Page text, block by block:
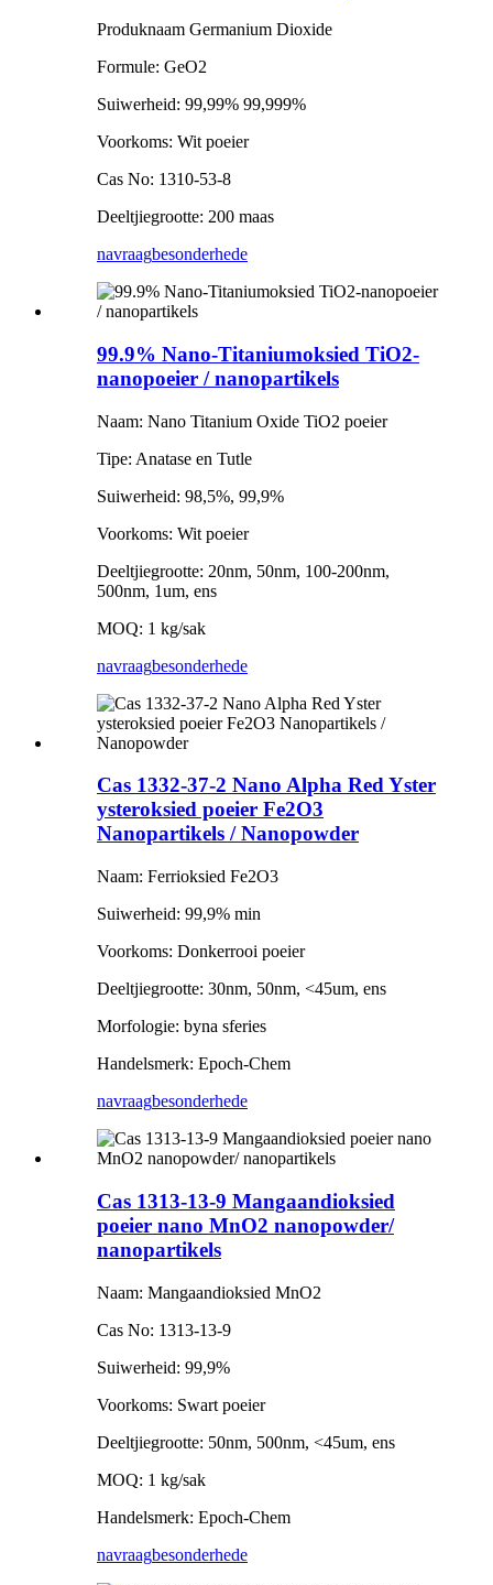
Produknaam Germanium Dioxide
Formule: GeO2
Suiwerheid: 99,99% 99,999%
Voorkoms: Wit poeier
Cas No: 1310-53-8
Deeltjiegrootte: 200 maas
navraagbesonderhede
99.9% Nano-Titaniumoksied TiO2-
nanopoeier / nanopartikels
Naam: Nano Titanium Oxide TiO2 poeier
Tipe: Anatase en Tutle
Suiwerheid: 98,5%, 99,9%
Voorkoms: Wit poeier
Deeltjiegrootte: 20nm, 50nm, 100-200nm,
500nm, 1um, ens
MOQ: 1 kg/sak
navraagbesonderhede
Cas 1332-37-2 Nano Alpha Red Yster
ysteroksied poeier Fe2O3
Nanopartikels / Nanopowder
Naam: Ferrioksied Fe2O3
Suiwerheid: 99,9% min
Voorkoms: Donkerrooi poeier
Deeltjiegrootte: 30nm, 50nm, <45um, ens
Morfologie: byna sferies
Handelsmerk: Epoch-Chem
navraagbesonderhede
Cas 1313-13-9 Mangaandioksied
poeier nano MnO2 nanopowder/
nanopartikels
Naam: Mangaandioksied MnO2
Cas No: 1313-13-9
Suiwerheid: 99,9%
Voorkoms: Swart poeier
Deeltjiegrootte: 50nm, 500nm, <45um, ens
MOQ: 1 kg/sak
Handelsmerk: Epoch-Chem
navraagbesonderhede